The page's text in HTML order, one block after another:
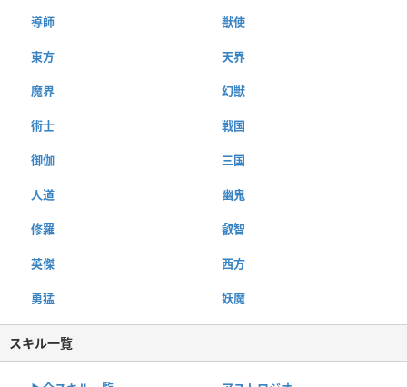
導師 獣使
東方 天界
魔界 幻獣
術士 戦国
御伽 三国
人道 幽鬼
修羅 叡智
英傑 西方
勇猛 妖魔
スキル一覧